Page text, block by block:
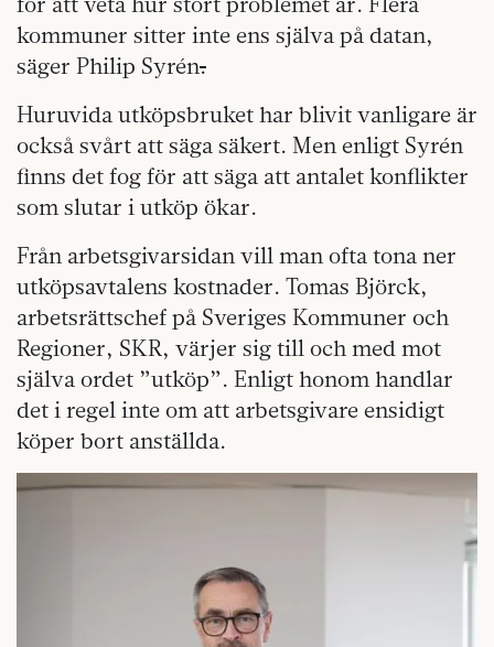
kommuner sitter inte ens själva på datan,
säger Philip Syrén.
Huruvida utköpsbruket har blivit vanligare är
också svårt att säga säkert. Men enligt Syrén
finns det fog för att säga att antalet konflikter
som slutar i utköp ökar.
Från arbetsgivarsidan vill man ofta tona ner
utköpsavtalens kostnader. Tomas Björck,
arbetsrättschef på Sveriges Kommuner och
Regioner, SKR, värjer sig till och med mot
själva ordet ”utköp”. Enligt honom handlar
det i regel inte om att arbetsgivare ensidigt
köper bort anställda.